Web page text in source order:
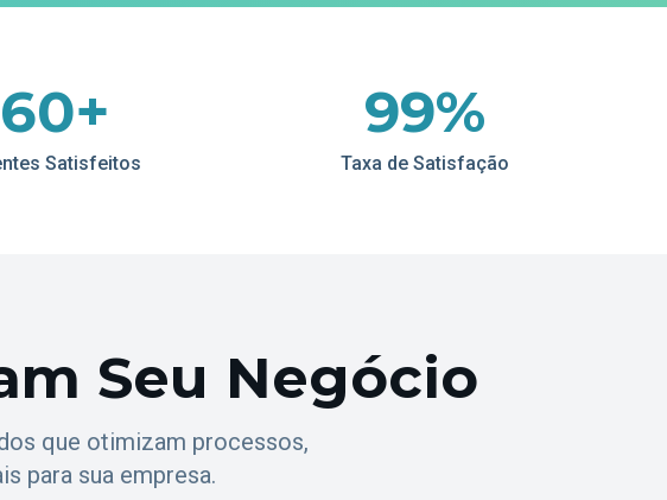
60+
Satisfeitos
99%
Taxa de Satisfação
Seu Negócio
que otimizam processos,
para sua empresa.